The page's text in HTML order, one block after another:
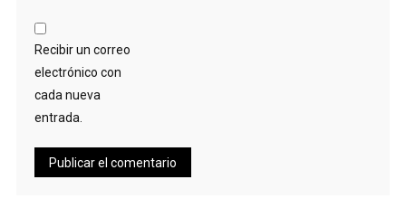
Recibir un correo
electrónico con
cada nueva
entrada.